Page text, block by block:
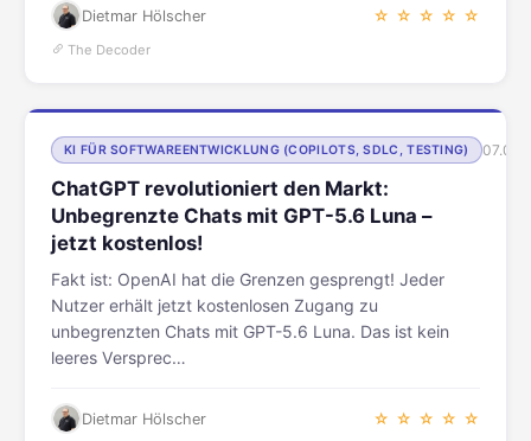
Dietmar Hölscher ☆ ☆ ☆ ☆ ☆
The Decoder
KI FÜR SOFTWAREENTWICKLUNG (COPILOTS, SDLC, TESTING)
ChatGPT revolutioniert den Markt:
Unbegrenzte Chats mit GPT-5.6 Luna –
jetzt kostenlos!
Fakt ist: OpenAI hat die Grenzen gesprengt! Jeder
Nutzer erhält jetzt kostenlosen Zugang zu
unbegrenzten Chats mit GPT-5.6 Luna. Das ist kein
leeres Versprec…
Dietmar Hölscher ☆ ☆ ☆ ☆ ☆